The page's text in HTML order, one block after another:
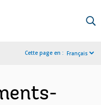
Cette page en : Français